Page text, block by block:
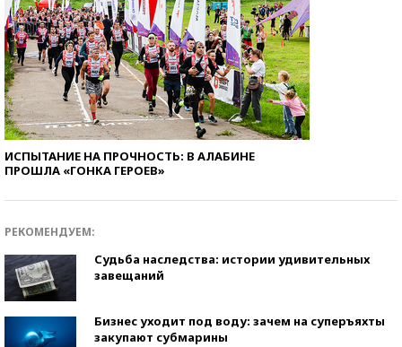
ИСПЫТАНИЕ НА ПРОЧНОСТЬ: В АЛАБИНЕ
ПРОШЛА «ГОНКА ГЕРОЕВ»
РЕКОМЕНДУЕМ:
Судьба наследства: истории удивительных
завещаний
Бизнес уходит под воду: зачем на суперъяхты
закупают субмарины